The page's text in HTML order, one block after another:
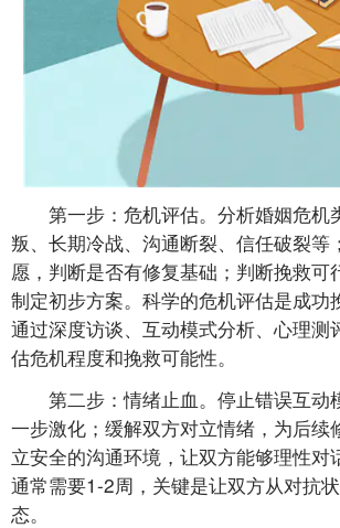
第一步：危机评估。分析婚姻危机
叛、长期冷战、沟通断裂、信任破裂等
愿，判断是否有修复基础；判断挽救可
制定初步方案。科学的危机评估是成功
通过深度访谈、互动模式分析、心理测
估危机程度和挽救可能性。
第二步：情绪止血。停止错误互动
一步激化；缓解双方对立情绪，为后续
立安全的沟通环境，让双方能够理性对
通常需要1-2周，关键是让双方从对抗
态。